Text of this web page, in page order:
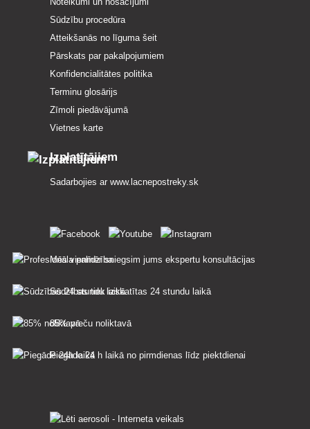
Sūdzību procedūra
Atteikšanās no līguma šeit
Pārskats par pakalpojumiem
Konfidencialitātes politika
Terminu glosārijs
Zīmoli piedāvājumā
Vietnes karte
Izplatītājiem
Sadarbojies ar www.lacnepostreky.sk
Mēs vienmēr sniegsim jums ekspertu konsultācijas
Sūdzības tiek izskatītas 24 stundu laikā
85% preču noliktavā
Piegāde 24 h laikā no pirmdienas līdz piektdienai